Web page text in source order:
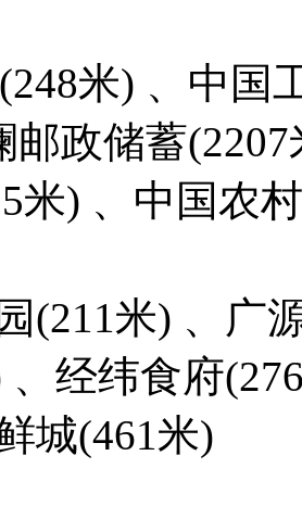
米) 、中国
邮政储蓄
米) 、中国农
(211米) 、广
、经纬食府
城(461米)